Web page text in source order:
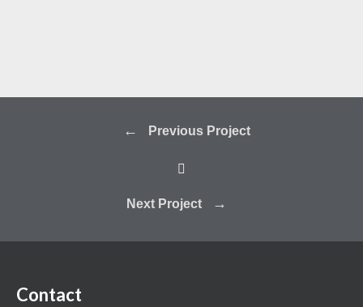
Previous Project
Next Project
Contact